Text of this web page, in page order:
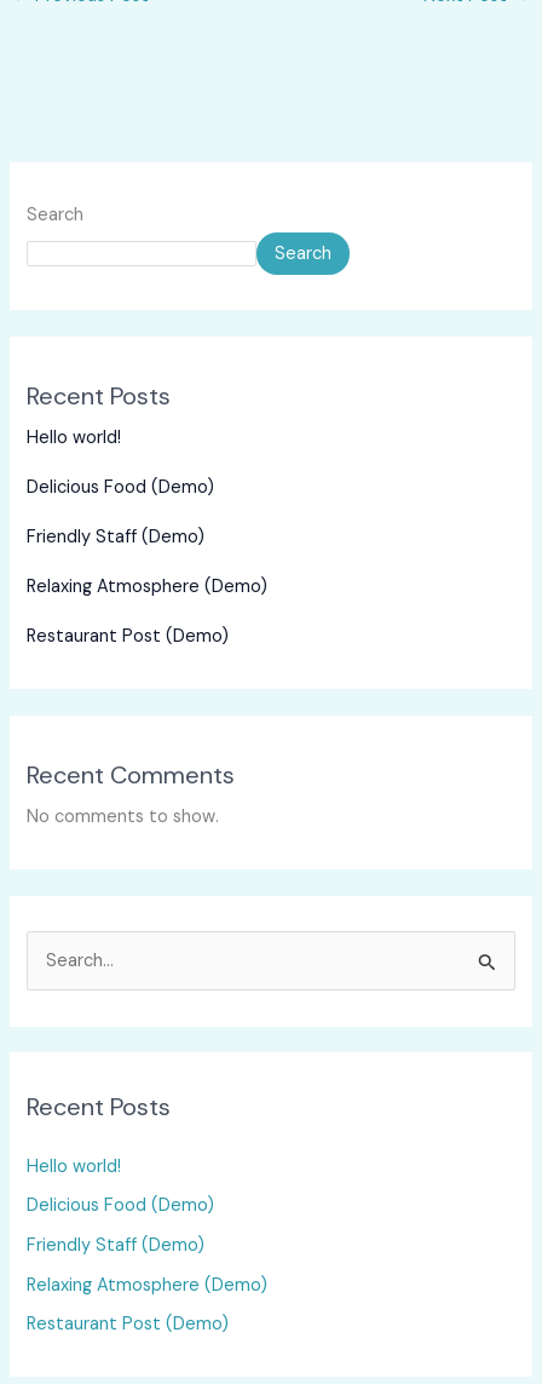
Search
Search
Recent Posts
Hello world!
Delicious Food (Demo)
Friendly Staff (Demo)
Relaxing Atmosphere (Demo)
Restaurant Post (Demo)
Recent Comments
No comments to show.
c
f
o
r
:
Recent Posts
Hello world!
Delicious Food (Demo)
Friendly Staff (Demo)
Relaxing Atmosphere (Demo)
Restaurant Post (Demo)